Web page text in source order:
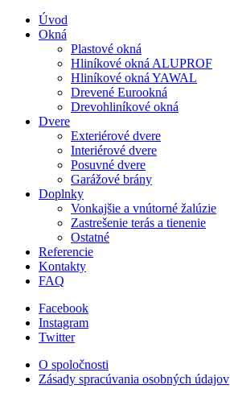
Úvod
Okná
Plastové okná
Hliníkové okná ALUPROF
Hliníkové okná YAWAL
Drevené Eurookná
Drevohliníkové okná
Dvere
Exteriérové dvere
Interiérové dvere
Posuvné dvere
Garážové brány
Doplnky
Vonkajšie a vnútorné žalúzie
Zastrešenie terás a tienenie
Ostatné
Referencie
Kontakty
FAQ
Facebook
Instagram
Twitter
O spoločnosti
Zásady spracúvania osobných údajov